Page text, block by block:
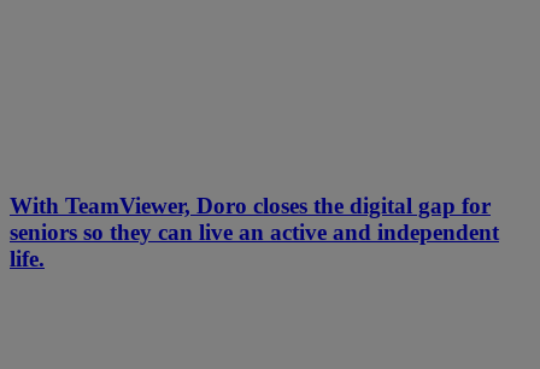
With TeamViewer, Doro closes the digital gap for
seniors so they can live an active and independent
life.